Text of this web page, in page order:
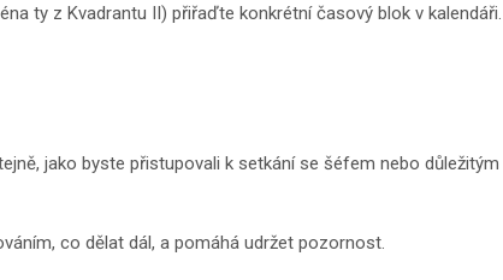
ty z Kvadrantu II) přiřaďte konkrétní časový blok v kalendáři.
jako byste přistupovali k setkání se šéfem nebo důležitým
co dělat dál, a pomáhá udržet pozornost.